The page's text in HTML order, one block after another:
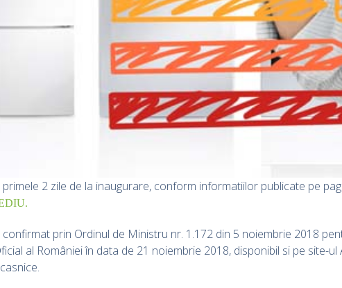
2 zile de la inaugurare, conform informatiilor publicate pe
prin Ordinul de Ministru nr. 1.172 din 5 noiembrie 2018
al României în data de 21 noiembrie 2018, disponibil si pe site-ul